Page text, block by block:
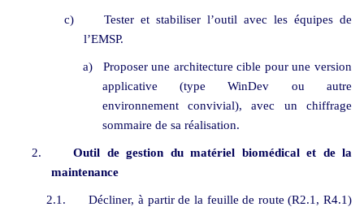
c)
Tester et stabiliser l’outil avec les équipes de
l’EMSP.
a)
Proposer une architecture cible pour une version
applicative (type WinDev ou autre
environnement convivial), avec un chiffrage
sommaire de sa réalisation.
2.
Outil de gestion du matériel biomédical et de la
maintenance
2.1.
Décliner, à partir de la feuille de route (R2.1, R4.1)